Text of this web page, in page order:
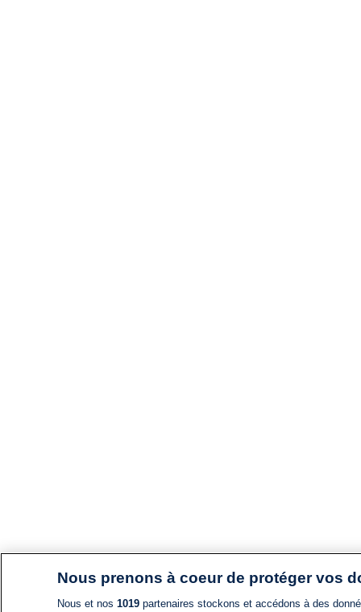
Nous prenons à coeur de protéger vos
Nous et nos 1019partenaires stockons et accédons à des